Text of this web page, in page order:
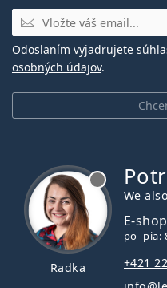
E-mail
Odoslaním vyjadrujete
osobných údajov.
Radka
We
E-shop
po–pia:
+421